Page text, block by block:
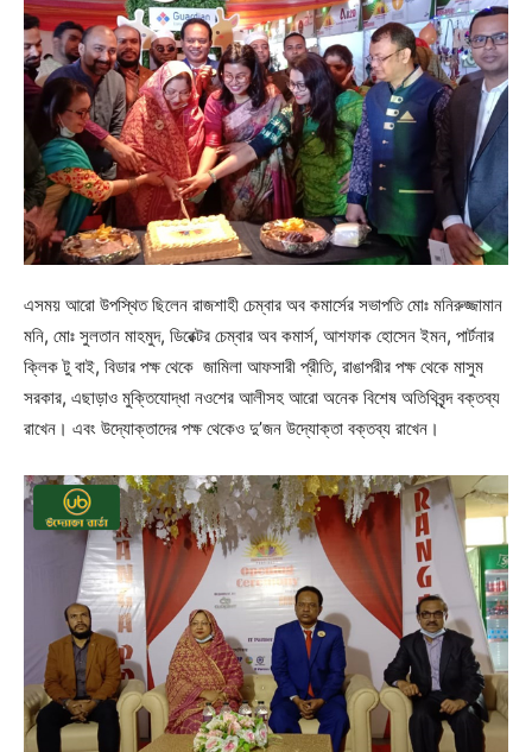
এসময় আরো উপস্থিত ছিলেন রাজশাহী চেম্বার অব কমার্সের সভাপতি মোঃ মনিরুজ্জামান
মনি, মোঃ সুলতান মাহমুদ, ডিরেক্টর চেম্বার অব কমার্স, আশফাক হোসেন ইমন, পার্টনার
ক্লিক টু বাই, বিডার পক্ষ থেকে জামিলা আফসারী প্রীতি, রাঙাপরীর পক্ষ থেকে মাসুম
সরকার, এছাড়াও মুক্তিযোদ্ধা নওশের আলীসহ আরো অনেক বিশেষ অতিথিবৃন্দ বক্তব্য
রাখেন। এবং উদ্যোক্তাদের পক্ষ থেকেও দু’জন উদ্যোক্তা বক্তব্য রাখেন।